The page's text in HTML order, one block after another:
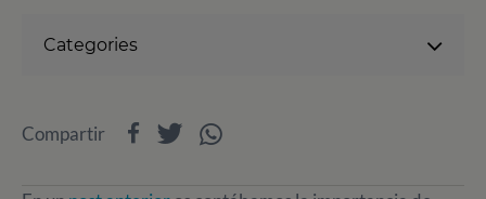
Categories
Compartir